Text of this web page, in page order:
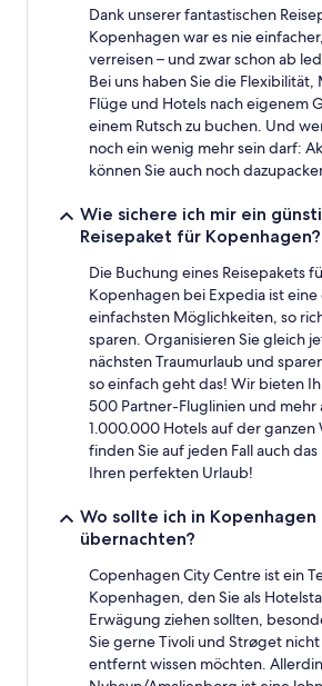
1 Übernachtung
2 Erwachsenen
gefunden
Verfügbarkeiten
ändern.
zusätzliche
Bedingungen
Dank unserer fantastischen
Kopenhagen war es nie
verreisen – und zwar schon ab
Bei uns haben Sie die
Flüge und Hotels nach eigenem
einem Rutsch zu buchen. Und
noch ein wenig mehr sein darf:
können Sie auch noch
Wie sichere ich mir ein
Reisepaket für Kopenhagen?
Die Buchung eines Reisepakets
Kopenhagen bei Expedia ist eine
einfachsten Möglichkeiten, so
sparen. Organisieren Sie gleich
nächsten Traumurlaub und
so einfach geht das! Wir bieten
500 Partner-Fluglinien und mehr
1.000.000 Hotels auf der ganzen
finden Sie auf jeden Fall auch
Ihren perfekten Urlaub!
Wo sollte ich in Kopenhagen
übernachten?
Copenhagen City Centre ist ein
Kopenhagen, den Sie als
Erwägung ziehen sollten,
Sie gerne Tivoli und Strøget
entfernt wissen möchten.